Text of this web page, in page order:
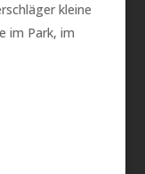
kleine
im Park, im